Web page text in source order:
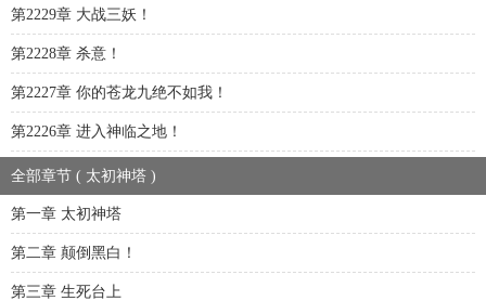
第2229章 大战三妖！
第2228章 杀意！
第2227章 你的苍龙九绝不如我！
第2226章 进入神临之地！
全部章节 ( 太初神塔 )
第一章 太初神塔
第二章 颠倒黑白！
第三章 生死台上